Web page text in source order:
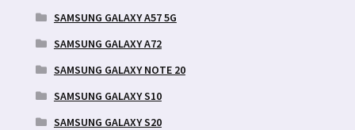
SAMSUNG GALAXY A57 5G
SAMSUNG GALAXY A72
SAMSUNG GALAXY NOTE 20
SAMSUNG GALAXY S10
SAMSUNG GALAXY S20